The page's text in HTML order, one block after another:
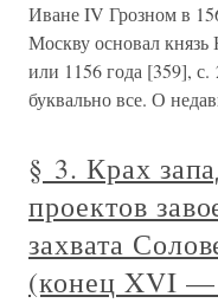
Иване IV Грозном в
Москву основал
или 1156 года [359],
буквально все. О
§ 3. Крах
проектов
захвата
(конец XVI —